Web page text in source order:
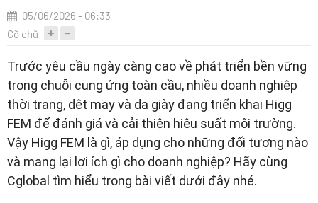
05/06/2026 - 06:33
Cỡ chữ
Trước yêu cầu ngày càng cao về phát triển bền vững
trong chuỗi cung ứng toàn cầu, nhiều doanh nghiệp
thời trang, dệt may và da giày đang triển khai Higg
FEM để đánh giá và cải thiện hiệu suất môi trường.
Vậy Higg FEM là gì, áp dụng cho những đối tượng nào
và mang lại lợi ích gì cho doanh nghiệp? Hãy cùng
Cglobal tìm hiểu trong bài viết dưới đây nhé.